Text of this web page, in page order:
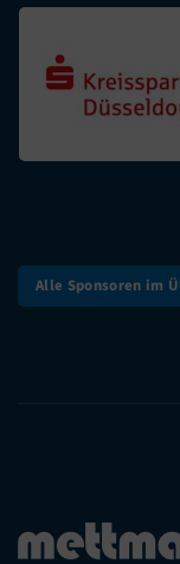
Alle Sponsoren im